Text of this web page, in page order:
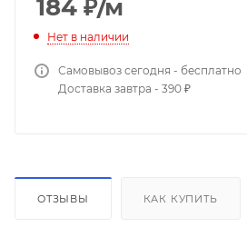
184 ₽/м
Нет в наличии
Самовывоз сегодня - бесплатно
Доставка завтра - 390 ₽
ОТЗЫВЫ КАК КУПИТЬ